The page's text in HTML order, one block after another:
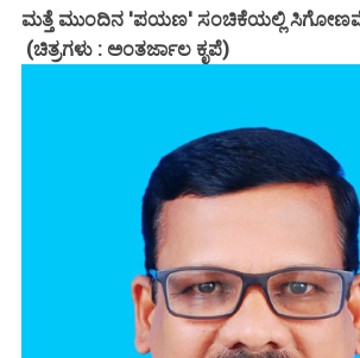
ಮತ್ತೆ ಮುಂದಿನ 'ಪಯಣ' ಸಂಚಿಕೆಯಲ್ಲಿ
(ಚಿತ್ರಗಳು : ಅಂತರ್ಜಾಲ ಕೃಪೆ)